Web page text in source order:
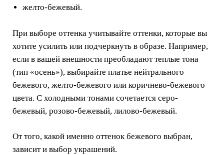
желто-бежевый.
При выборе оттенка учитывайте оттенки, которые вы
хотите усилить или подчеркнуть в образе. Например,
если в вашей внешности преобладают теплые тона
(тип «осень»), выбирайте платье нейтрального
бежевого, желто-бежевого или коричнево-бежевого
цвета. С холодными тонами сочетается серо-
бежевый, розово-бежевый, лилово-бежевый.
От того, какой именно оттенок бежевого выбран,
зависит и выбор украшений.